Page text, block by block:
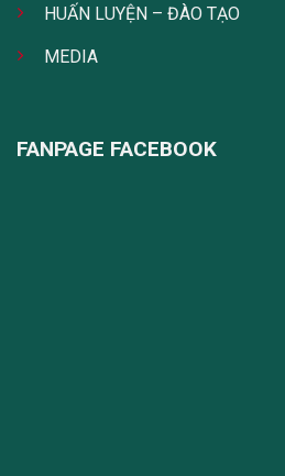
HUẤN LUYỆN – ĐÀO TẠO
MEDIA
FANPAGE FACEBOOK